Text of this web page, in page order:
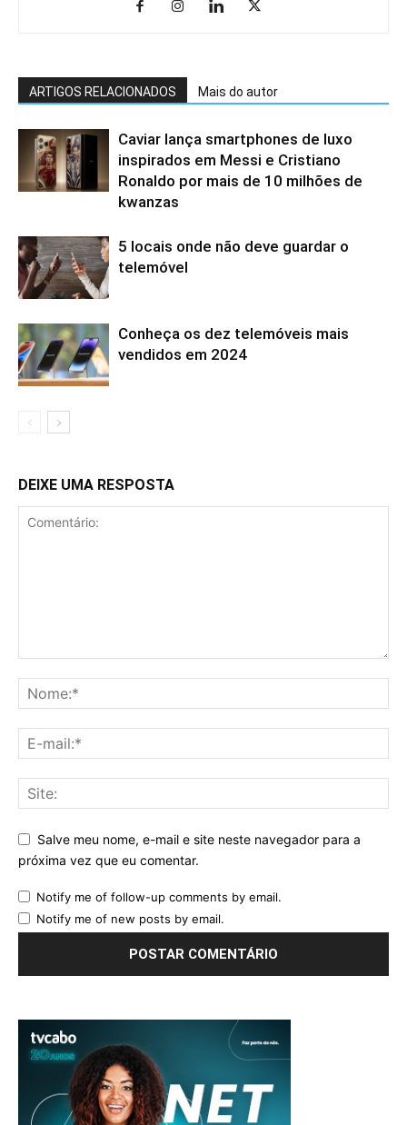
ARTIGOS RELACIONADOS Mais do autor
Caviar lança smartphones de luxo
inspirados em Messi e Cristiano
Ronaldo por mais de 10 milhões de
kwanzas
5 locais onde não deve guardar o
telemóvel
Conheça os dez telemóveis mais
vendidos em 2024
DEIXE UMA RESPOSTA
Salve meu nome, e-mail e site neste navegador para a
próxima vez que eu comentar.
Notify me of follow-up comments by email.
Notify me of new posts by email.